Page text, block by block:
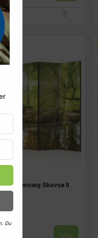
skærmvæg Skovsø II
cm
Du